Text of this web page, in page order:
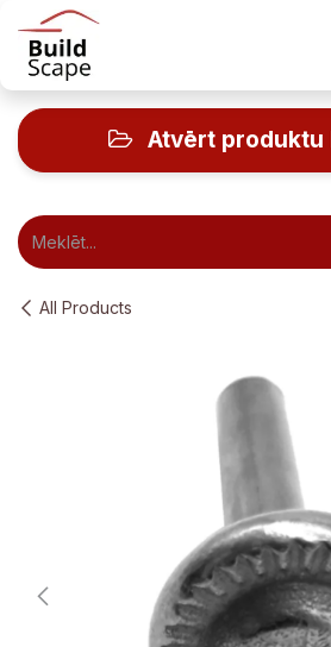
Skip to Content
Atvērt produktu
All Products